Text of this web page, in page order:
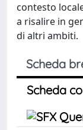
contesto
a risalire in
di altri ambiti.
Scheda
Scheda